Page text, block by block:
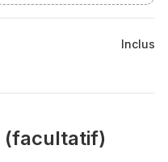
Inclus
(facultatif)